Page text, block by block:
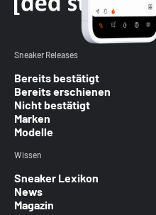
Sneaker Releases
Bereits bestätigt
Bereits erschienen
Nicht bestätigt
Marken
Modelle
Wissen
Sneaker Lexikon
News
Magazin